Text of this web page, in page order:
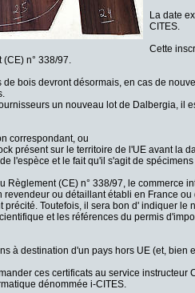
La date
CITES.
Cette
n° 338/97.
bois devront désormais, en cas de
un nouveau lot de Dalbergia, il
correspondant, ou
présent sur le territoire de l'UE avant la
l'espèce et le fait qu'il s'agit de
Règlement (CE) n° 338/97, le commerce
ou détaillant établi en France
Toutefois, il sera bon d' indiquer
et les références du permis
à destination d'un pays hors UE (et,
ces certificats au service
dénommée i-CITES.